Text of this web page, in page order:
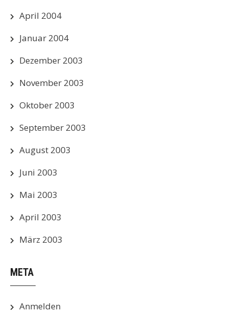
April 2004
Januar 2004
Dezember 2003
November 2003
Oktober 2003
September 2003
August 2003
Juni 2003
Mai 2003
April 2003
März 2003
META
Anmelden